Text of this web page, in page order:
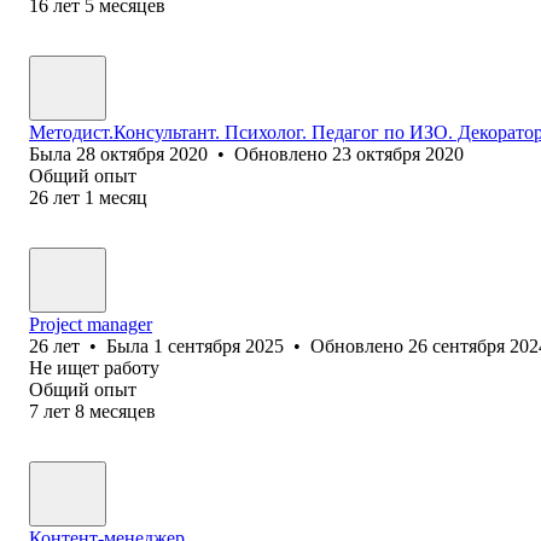
16 лет 5 месяцев
Методист.Консультант. Психолог. Педагог по ИЗО.
Была 28 октября 2020 • Обновлено 23 октября 2020
Общий опыт
26 лет 1 месяц
Project manager
26 лет • Была 1 сентября 2025 • Обновлено 26 сентября
Не ищет работу
Общий опыт
7 лет 8 месяцев